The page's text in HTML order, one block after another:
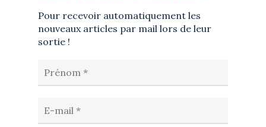
Pour recevoir automatiquement les
nouveaux articles par mail lors de leur
sortie !